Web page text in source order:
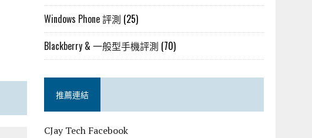
Windows Phone 評測 (25)
Blackberry & 一般型手機評測 (70)
推薦連結
CJay Tech Facebook